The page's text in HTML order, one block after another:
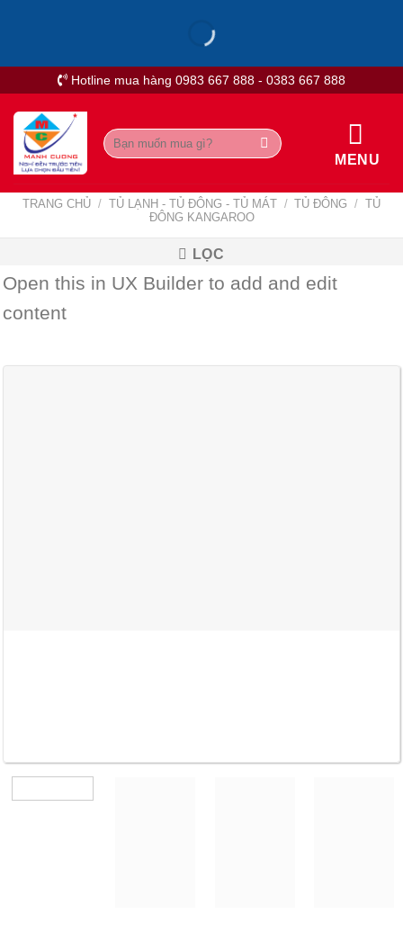
Hotline mua hàng 0983 667 888 - 0383 667 888
Tìm
kiếm:
MENU
TRANG CHỦ / TỦ LẠNH - TỦ ĐÔNG - TỦ MÁT / TỦ ĐÔNG / TỦ
ĐÔNG KANGAROO
LỌC
Open this in UX Builder to add and edit
content